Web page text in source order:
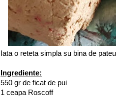
Iata o reteta simpla su bina de
Ingrediente:
550 gr de ficat de pui
1 ceapa Roscoff